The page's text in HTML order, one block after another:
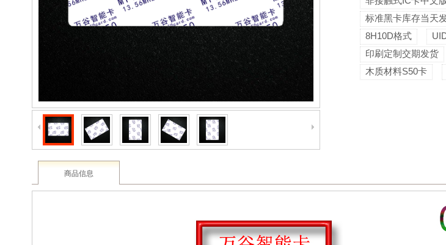
标准黑卡库存当天
8H10D格式
印刷定制交期发货
木质材料S50卡
商品信息
www.61588.com